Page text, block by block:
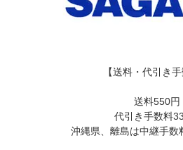
【送料・代引き手
送料550円
代引き手数料
沖縄県、離島は中継手数